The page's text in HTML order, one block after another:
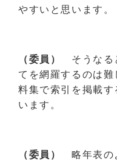
やすいと思います。
（委員） そうな
てを網羅するのは
料集で索引を掲載
います。
（委員） 略年表の